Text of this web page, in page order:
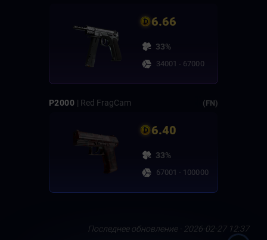
6.66
33%
34001 - 67000
P2000 | Red FragCam (FN)
6.40
33%
67001 - 100000
Последнее обновление - 2026-02-27 12:37